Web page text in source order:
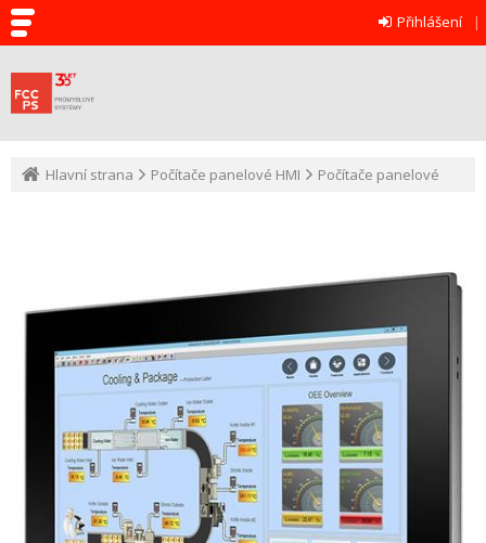
Přihlášení
Hlavní strana Počítače panelové HMI Počítače panelové